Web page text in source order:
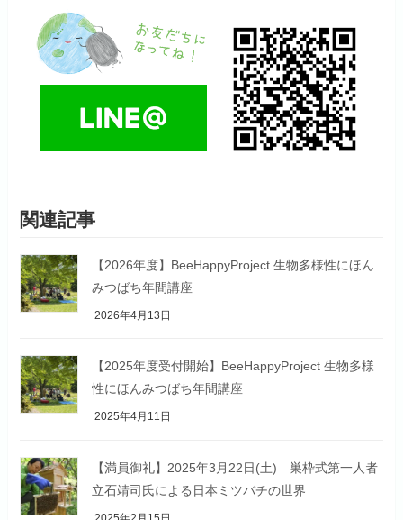
関連記事
【2026年度】BeeHappyProject 生物多様性にほん
みつばち年間講座
2026年4月13日
【2025年度受付開始】BeeHappyProject 生物多様
性にほんみつばち年間講座
2025年4月11日
【満員御礼】2025年3月22日(土) 巣枠式第一人者
立石靖司氏による日本ミツバチの世界